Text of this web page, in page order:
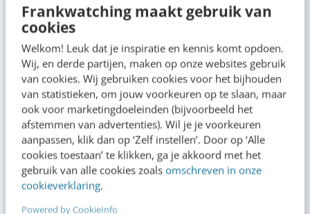
Frankwatching maakt gebruik van
cookies
Welkom! Leuk dat je inspiratie en kennis komt opdoen.
Wij, en derde partijen, maken op onze websites gebruik
van cookies. Wij gebruiken cookies voor het bijhouden
van statistieken, om jouw voorkeuren op te slaan, maar
ook voor marketingdoeleinden (bijvoorbeeld het
afstemmen van advertenties). Wil je je voorkeuren
aanpassen, klik dan op ‘Zelf instellen’. Door op ‘Alle
cookies toestaan’ te klikken, ga je akkoord met het
gebruik van alle cookies zoals omschreven in onze
cookieverklaring.
Powered by CookieInfo
Het meest vergeten hoofdstuk van je
brandbook (en waarom het juist nu
belangrijk is)
09:00· 5 min ·
Reflecteer met AI: 5 vragen die je een
betere marketeer maken
gisteren· 3 min·
Je merk opleveren? Waarom een PDF niet
meer genoeg is